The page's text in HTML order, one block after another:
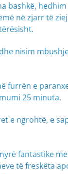
bashkë,
në zjarr të
nisim
furrën e
25 minuta.
e ngrohtë, e
fantastike
të freskëta